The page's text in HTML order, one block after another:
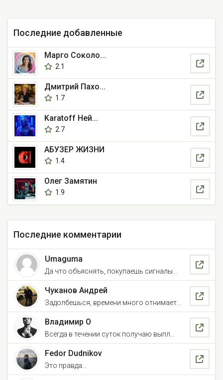
Последние добавленные
Марго Соколо...
2.1
Дмитрий Пахо...
1.7
Karatoff Ней...
2.7
АБУЗЕР ЖИЗНИ
1.4
Олег Замятин
1.9
Последние комментарии
Umaguma
Да что объяснять, покупаешь сигналы...
Чуканов Андрей
Задолбешься, времени много отнимает...
Владимир О
Всегда в течении суток получаю выпл...
Fedor Dudnikov
Это правда...